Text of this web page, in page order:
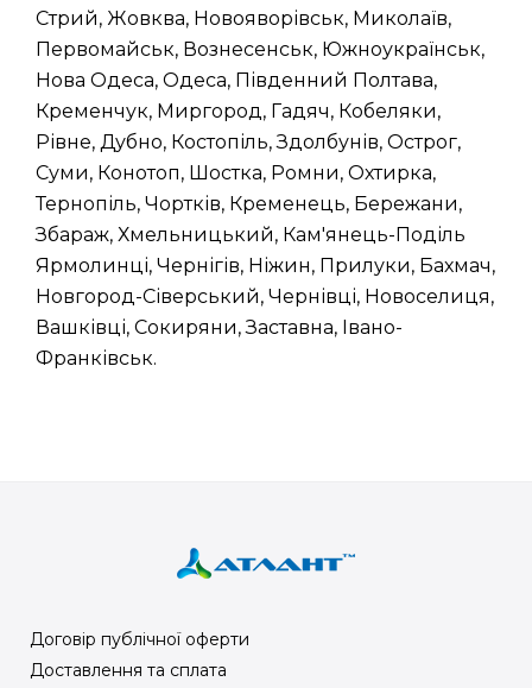
Стрий, Жовква, Новояворівськ, Миколаїв,
Первомайськ, Вознесенськ, Южноукраїнськ,
Нова Одеса, Одеса, Південний Полтава,
Кременчук, Миргород, Гадяч, Кобеляки,
Рівне, Дубно, Костопіль, Здолбунів, Острог,
Суми, Конотоп, Шостка, Ромни, Охтирка,
Тернопіль, Чортків, Кременець, Бережани,
Збараж, Хмельницький, Кам'янець-Поділь
Ярмолинці, Чернігів, Ніжин, Прилуки, Бахмач,
Новгород-Сіверський, Чернівці, Новоселиця,
Вашківці, Сокиряни, Заставна, Івано-
Франківськ.
Договір публічної оферти
Доставлення та сплата